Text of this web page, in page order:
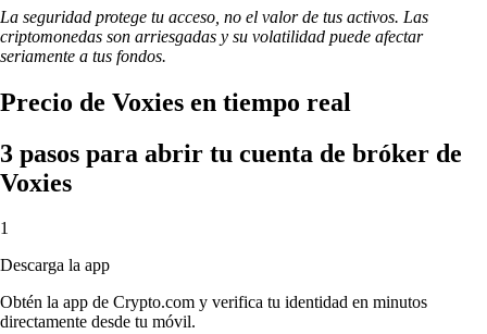
La seguridad protege tu acceso, no el valor de tus activos. Las
criptomonedas son arriesgadas y su volatilidad puede afectar
seriamente a tus fondos.
Precio de Voxies en tiempo real
3 pasos para abrir tu cuenta de bróker de
Voxies
1
Descarga la app
Obtén la app de Crypto.com y verifica tu identidad en minutos
directamente desde tu móvil.